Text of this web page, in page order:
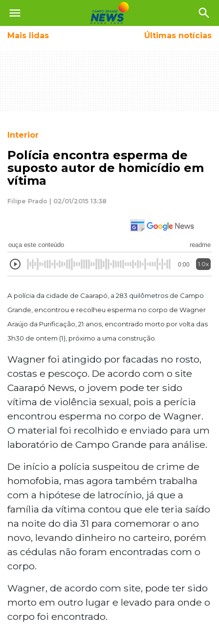
menu search
Mais lidas Últimas notícias
Interior
Polícia encontra esperma de
suposto autor de homicídio em
vítima
Filipe Prado | 02/01/2015 13:38
ouça este conteúdo readme
0:00 1.0x
A polícia da cidade de Caarapó, a 283 quilômetros de Campo
Grande, encontrou e recolheu esperma no corpo de Wagner
Araújo da Purificação, 21 anos, encontrado morto por volta das
3h30 de ontem (1), próximo a uma construção.
Wagner foi atingido por facadas no rosto,
costas e pescoço. De acordo com o site
Caarapó News, o jovem pode ter sido
vítima de violência sexual, pois a perícia
encontrou esperma no corpo de Wagner.
O material foi recolhido e enviado para um
laboratório de Campo Grande para análise.
De início a polícia suspeitou de crime de
homofobia, mas agora também trabalha
com a hipótese de latrocínio, já que a
família da vítima contou que ele teria saído
na noite do dia 31 para comemorar o ano
novo, levando dinheiro no carteiro, porém
as cédulas não foram encontradas com o
corpo.
Wagner, de acordo com site, pode ter sido
morto em outro lugar e levado para onde o
corpo foi encontrado.